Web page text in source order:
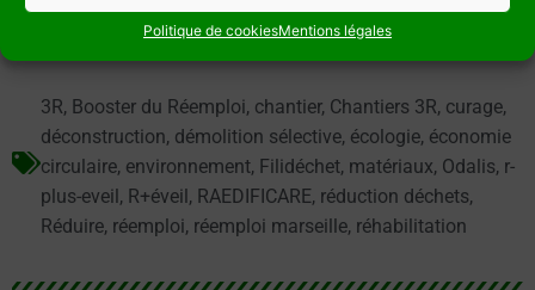
Politique de cookiesMentions légales
LinkedInTwitterTelegramFacebookWhatsApp
Partager
3R, Booster du Réemploi, chantier, Chantiers 3R, curage,
déconstruction, démolition sélective, écologie, économie
circulaire, environnement, Filidéchet, matériaux, Odalis, r-
plus-eveil, R+éveil, RAEDIFICARE, réduction déchets,
Réduire, réemploi, réemploi marseille, réhabilitation